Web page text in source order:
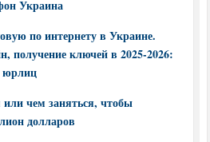
Украина
по интернету в Украине.
получение ключей в 2025-2026:
юрлиц
чем заняться, чтобы
долларов